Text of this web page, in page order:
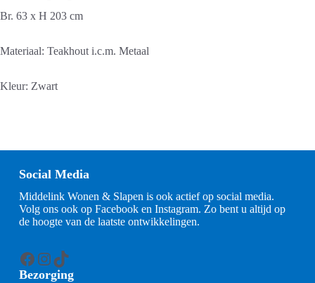
Br. 63 x H 203 cm
Materiaal: Teakhout i.c.m. Metaal
Kleur: Zwart
Social Media
Middelink Wonen & Slapen is ook actief op social media.
Volg ons ook op Facebook en Instagram. Zo bent u altijd op
de hoogte van de laatste ontwikkelingen.
Facebook
Instagram
TikTok
Bezorging